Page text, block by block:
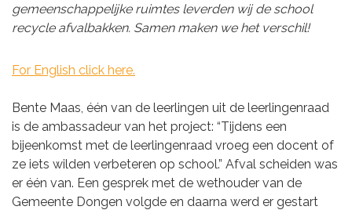
gemeenschappelijke ruimtes leverden wij de school
recycle afvalbakken. Samen maken we het verschil!
For English click here.
Bente Maas, één van de leerlingen uit de leerlingenraad
is de ambassadeur van het project: “Tijdens een
bijeenkomst met de leerlingenraad vroeg een docent of
ze iets wilden verbeteren op school.” Afval scheiden was
er één van. Een gesprek met de wethouder van de
Gemeente Dongen volgde en daarna werd er gestart